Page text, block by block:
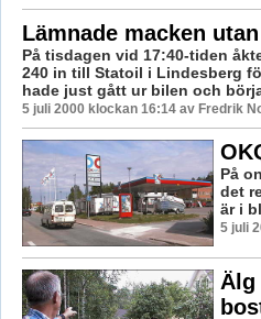
Lämnade macken
På tisdagen vid 17:40-tiden
240 in till Statoil i Lindesberg
hade just gått ur bilen och
5 juli 2000 klockan 16:14 av Fredrik
På
det
är i
5 juli